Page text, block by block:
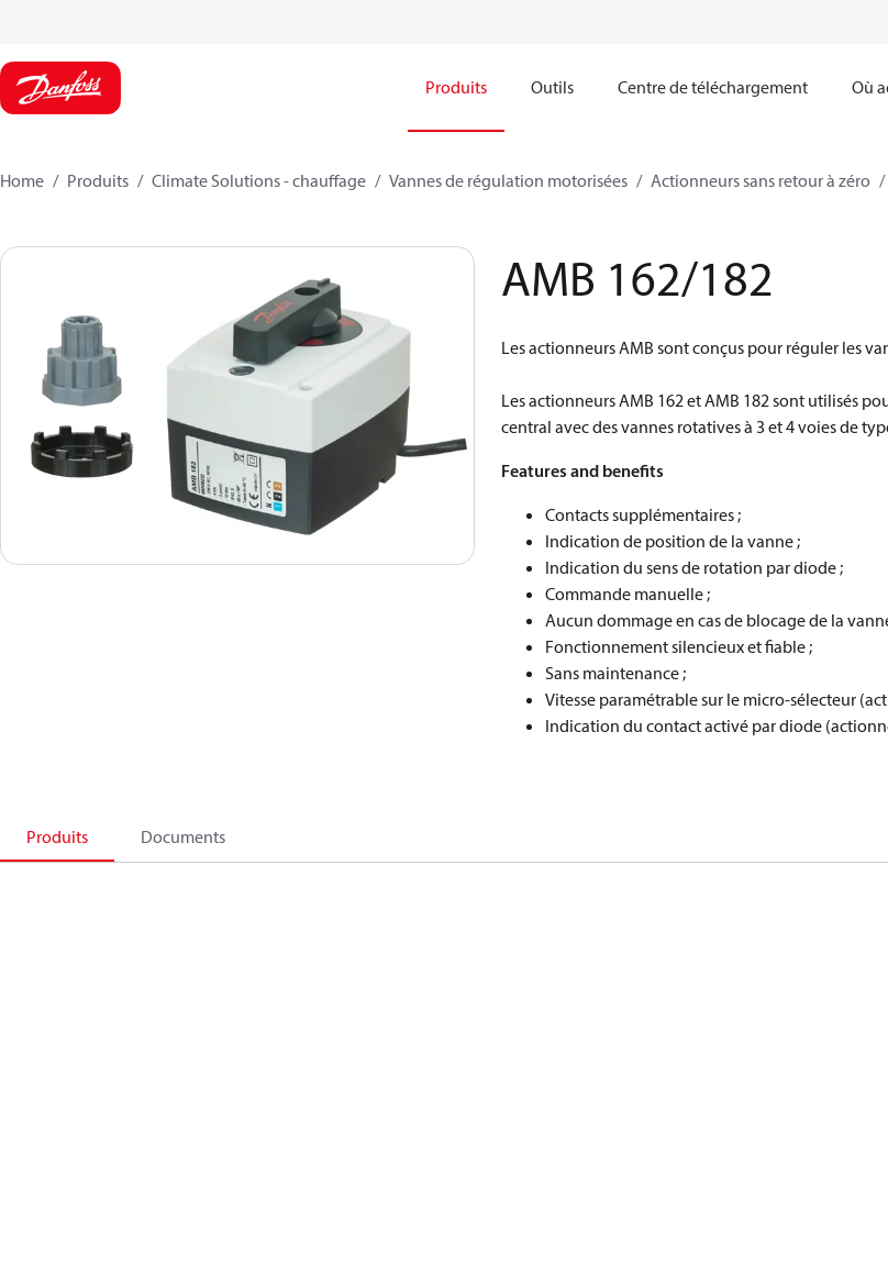
Produits Outils Centre de téléchargement Où
Home Produits Climate Solutions - chauffage Vannes de régulation motorisées Actionneurs sans retour à zéro
AMB 162/182
Les actionneurs AMB sont conçus pour réguler les
Les actionneurs AMB 162 et AMB 182 sont utilisés
central avec des vannes rotatives à 3 et 4 voies de
Features and benefits
Contacts supplémentaires ;
Indication de position de la vanne ;
Indication du sens de rotation par diode ;
Commande manuelle ;
Aucun dommage en cas de blocage de la
Fonctionnement silencieux et fiable ;
Sans maintenance ;
Vitesse paramétrable sur le micro-sélecteur
Indication du contact activé par diode
Produits Documents